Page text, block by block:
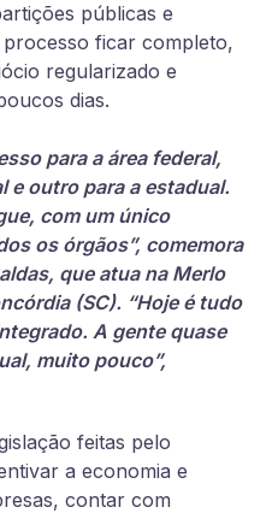
públicas e
ficar completo,
regularizado e
dias.
para a área federal,
e outro para a estadual.
com um único
os órgãos”, comemora
que atua na Merlo
(SC). “Hoje é tudo
A gente quase
muito pouco”,
feitas pelo
a economia e
contar com